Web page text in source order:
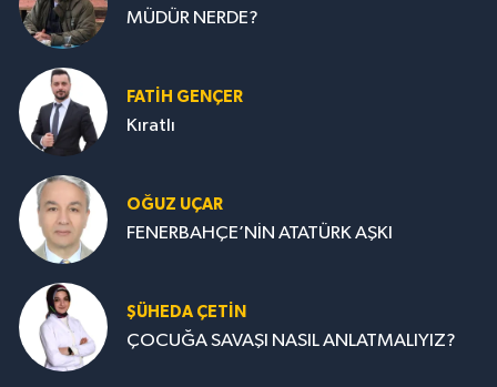
MÜDÜR NERDE?
FATIH GENÇER
Kıratlı
OĞUZ UÇAR
FENERBAHÇE’NİN ATATÜRK AŞKI
ŞÜHEDA ÇETİN
ÇOCUĞA SAVAŞI NASIL ANLATMALIYIZ?